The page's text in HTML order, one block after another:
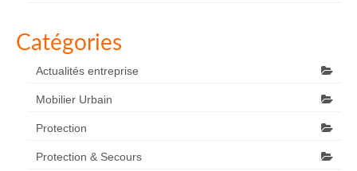
Catégories
Actualités entreprise
Mobilier Urbain
Protection
Protection & Secours